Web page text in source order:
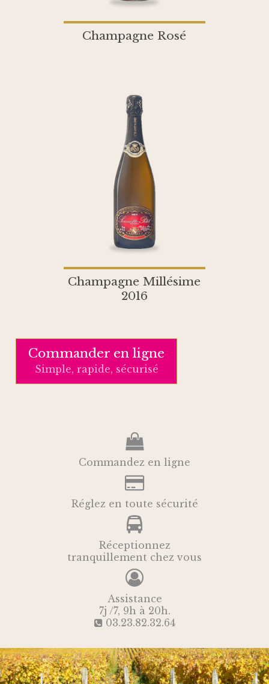
Champagne Rosé
Champagne Millésime
2016
Commander en ligne
Simple, rapide, sécurisé
Commandez en ligne
Réglez en toute sécurité
Réceptionnez
tranquillement chez vous
Assistance
7j /7, 9h à 20h.
03.23.82.32.64